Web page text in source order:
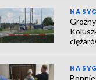
NA
NA